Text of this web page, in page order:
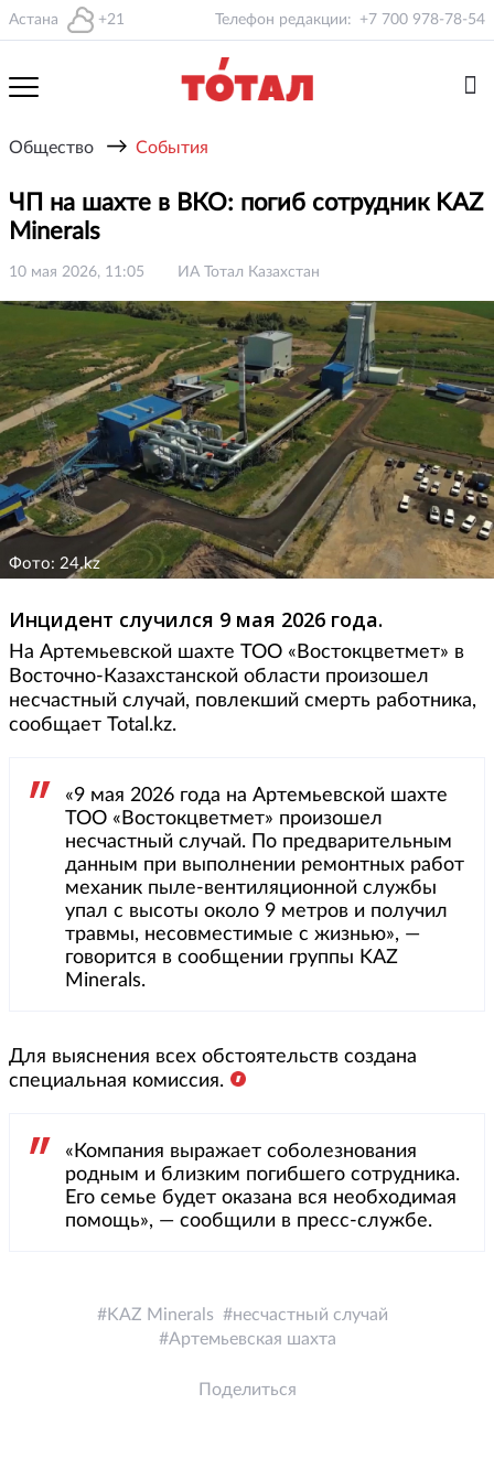
Астана +21 Телефон редакции: +7 700 978-78-54
Общество → События
ЧП на шахте в ВКО: погиб сотрудник KAZ
Minerals
10 мая 2026, 11:05 ИА Тотал Казахстан
Фото: 24.kz
Инцидент случился 9 мая 2026 года.
На Артемьевской шахте ТОО «Востокцветмет» в
Восточно-Казахстанской области произошел
несчастный случай, повлекший смерть работника,
сообщает Total.kz.
«9 мая 2026 года на Артемьевской шахте
ТОО «Востокцветмет» произошел
несчастный случай. По предварительным
данным при выполнении ремонтных работ
механик пыле-вентиляционной службы
упал с высоты около 9 метров и получил
травмы, несовместимые с жизнью», ­—
говорится в сообщении группы KAZ
Minerals.
Для выяснения всех обстоятельств создана
специальная комиссия.
«Компания выражает соболезнования
родным и близким погибшего сотрудника.
Его семье будет оказана вся необходимая
помощь», — сообщили в пресс-службе.
KAZ Minerals
несчастный случай
Артемьевская шахта
Поделиться